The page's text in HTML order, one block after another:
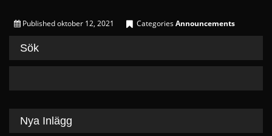
Publishedoktober 12, 2021 CategoriesAnnouncements
Sök
Nya Inlägg